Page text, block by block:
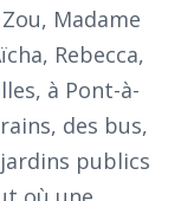
Madame
Rebecca,
à Pont-à-
des bus,
publics